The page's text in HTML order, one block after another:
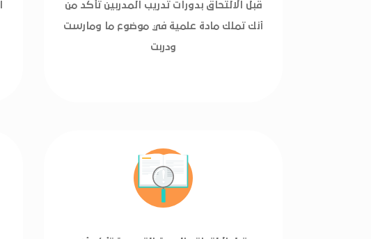
قبل الالتحاق بدورات تدريب المدربين تأكد من
أنك تملك مادة علمية في موضوع ما ومارست
ودربت